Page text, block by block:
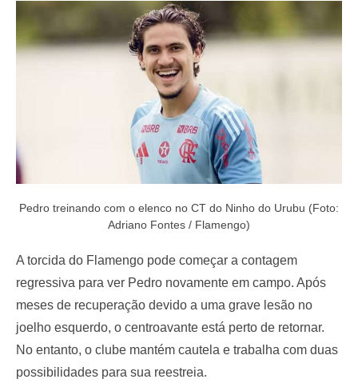
d
o
n
Pedro treinando com o elenco no CT do Ninho do Urubu (Foto:
Adriano Fontes / Flamengo)
A torcida do Flamengo pode começar a contagem
regressiva para ver Pedro novamente em campo. Após
meses de recuperação devido a uma grave lesão no
joelho esquerdo, o centroavante está perto de retornar.
No entanto, o clube mantém cautela e trabalha com duas
possibilidades para sua reestreia.